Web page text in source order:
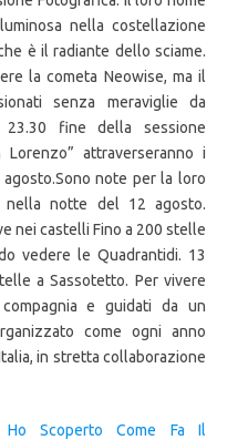
Ho Scoperto Come Fa Il